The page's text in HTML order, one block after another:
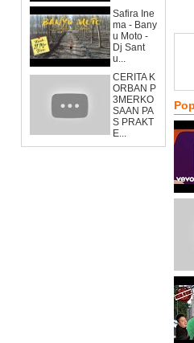
Safira Ine
ma - Bany
u Moto -
Dj Sant
u...
CERITA K
ORBAN P
3MERKO
SAAN PA
S PRAKT
E...